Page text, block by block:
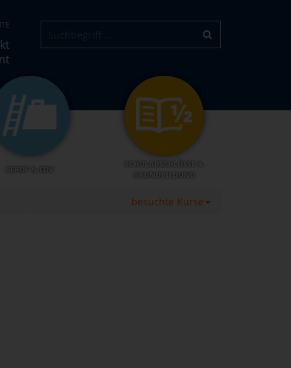
BERUF & EDV
SCHULABSCHLÜSSE &
GRUNDBILDUNG
besuchte Kurse